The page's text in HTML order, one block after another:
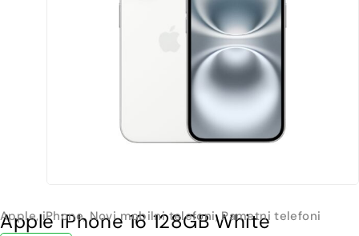
Apple,iPhone, Novi mobilni telefoni,Pametni telefoni
Apple iPhone 16 128GB White